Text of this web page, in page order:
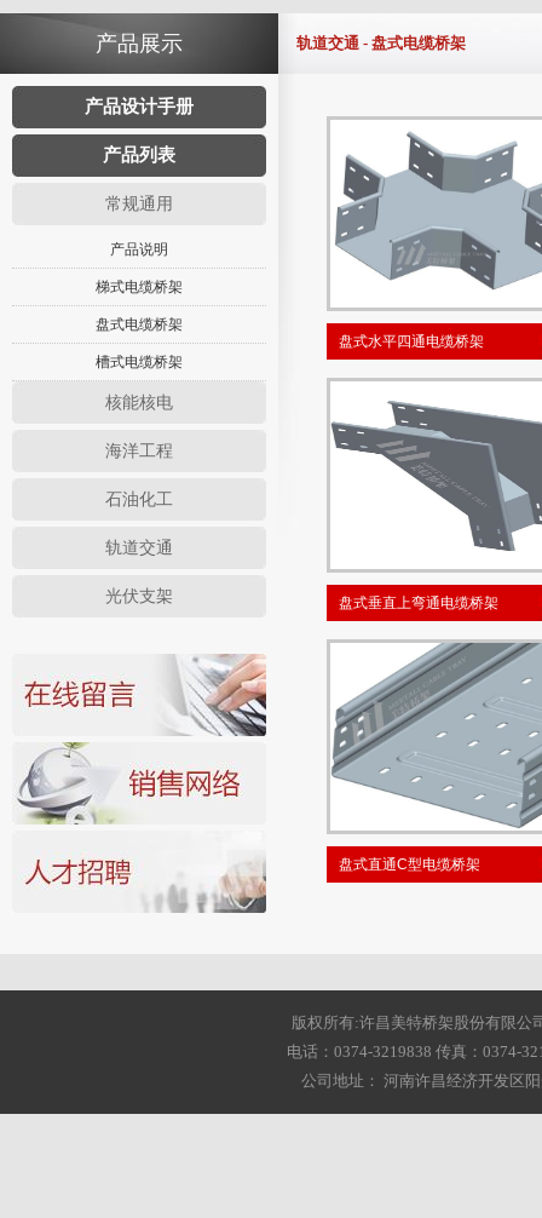
产品展示
产品设计手册
产品列表
常规通用
产品说明
梯式电缆桥架
盘式电缆桥架
槽式电缆桥架
核能核电
海洋工程
石油化工
轨道交通
光伏支架
轨道交通 - 盘式电缆桥架
盘式水平四通电缆桥架
盘式垂直上弯通电缆桥架
盘式直通C型电缆桥架
版权所有:许昌美特桥架股份有限公
电话：0374-3219838 传真：0374-
公司地址： 河南许昌经济开发区